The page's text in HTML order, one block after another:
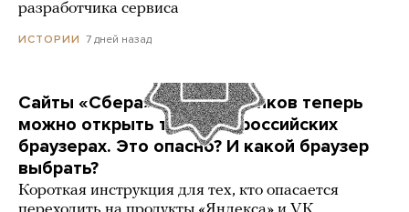
разработчика сервиса
ИСТОРИИ 7 дней назад
Сайты «Сбера» и других банков теперь
можно открыть только в российских
браузерах. Это опасно? И какой браузер
выбрать?
Короткая инструкция для тех, кто опасается